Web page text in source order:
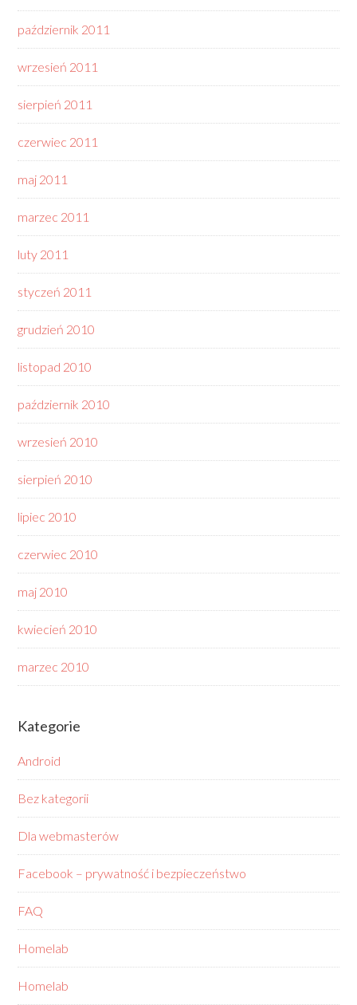
październik 2011
wrzesień 2011
sierpień 2011
czerwiec 2011
maj 2011
marzec 2011
luty 2011
styczeń 2011
grudzień 2010
listopad 2010
październik 2010
wrzesień 2010
sierpień 2010
lipiec 2010
czerwiec 2010
maj 2010
kwiecień 2010
marzec 2010
Kategorie
Android
Bez kategorii
Dla webmasterów
Facebook – prywatność i bezpieczeństwo
FAQ
Homelab
Homelab